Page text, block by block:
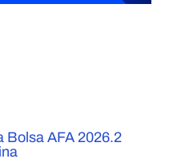
Bolsa AFA 2026.2